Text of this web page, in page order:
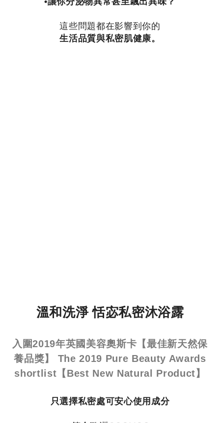
這些問題都在影響到你的
生活品質與私密肌健康。
溫和洗淨 恬宓私密沐浴露
入圍2019年英國美容奧斯卡【最佳新天然保
養品獎】 The 2019 Pure Beauty Awards
shortlist【Best New Natural Product】
只選擇私密處可安心使用成分